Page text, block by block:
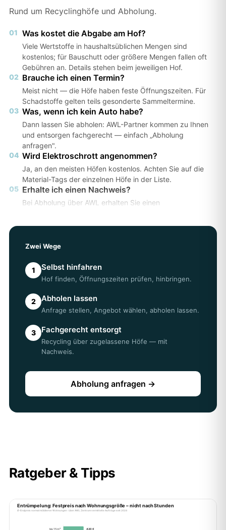
Rund um Recyclinghöfe und Abholung.
01 Was kostet die Abgabe am Hof?
Viele Wertstoffe in haushaltsüblichen Mengen sind
kostenlos; für Bauschutt oder größere Mengen fallen oft
Gebühren an. Details stehen beim jeweiligen Hof.
02 Brauche ich einen Termin?
Meist nicht — die Höfe haben feste Öffnungszeiten. Für
Schadstoffe gelten teils gesonderte Sammeltermine.
03 Was, wenn ich kein Auto habe?
Dann lassen Sie abholen: AWL-Partner kommen zu Ihnen
und entsorgen fachgerecht — einfach „Abholung
anfragen".
04 Wird Elektroschrott angenommen?
Ja, an den meisten Höfen kostenlos. Achten Sie auf die
Material-Tags der einzelnen Höfe in der Liste.
05 Erhalte ich einen Nachweis?
Bei Abholung über AWL erhalten Sie einen
Zwei Wege
1 Selbst hinfahren
Hof finden, Öffnungszeiten prüfen, hinbringen.
2 Abholen lassen
Anfrage stellen, Angebot wählen, abholen lassen.
3 Fachgerecht entsorgt
Recycling über zugelassene Höfe — mit
Nachweis.
Abholung anfragen →
Ratgeber & Tipps